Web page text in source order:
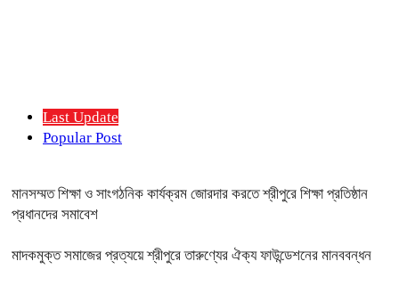
Last Update
Popular Post
মানসম্মত শিক্ষা ও সাংগঠনিক কার্যক্রম জোরদার করতে শ্রীপুরে শিক্ষা প্রতিষ্ঠান
প্রধানদের সমাবেশ
মাদকমুক্ত সমাজের প্রত্যয়ে শ্রীপুরে তারুণ্যের ঐক্য ফাউন্ডেশনের মানববন্ধন